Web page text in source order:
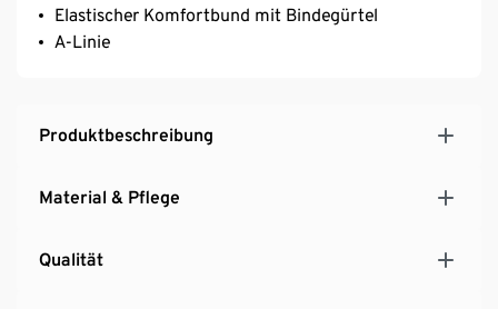
Elastischer Komfortbund mit Bindegürtel
A-Linie
Produktbeschreibung
Material & Pflege
Qualität